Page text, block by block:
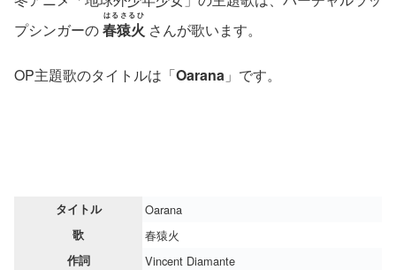
プシンガーの春猿火
はるさるひ
さんが歌います。
OP主題歌のタイトルは「Oarana 」です。
タイトル Oarana
歌 春猿火
作詞 Vincent Diamante